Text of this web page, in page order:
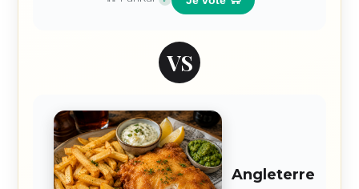
VS
Angleterre